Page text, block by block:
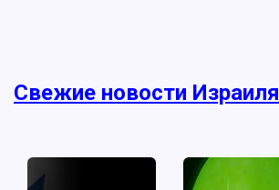
Свежие новости Израиля